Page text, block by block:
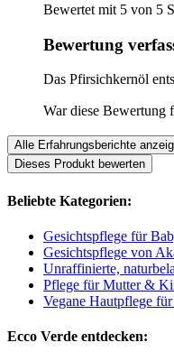
Bewertet mit 5 von 5
Bewertung
Das Pfirsichkernöl
War diese Bewertung
Alle Erfahrungsberichte
Dieses Produkt bewerten
Beliebte Kategorien:
Gesichtspflege für
Gesichtspflege von
Unraffinierte,
Pflege für Mutter &
Vegane Hautpflege
Ecco Verde entdecken: